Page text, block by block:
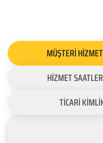
MÜŞTERİ
HİZMET
TİCARİ